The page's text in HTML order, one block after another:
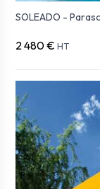
SOLEADO -
2 480 € HT